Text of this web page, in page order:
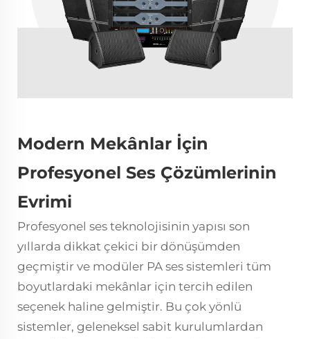
Modern Mekânlar İçin
Profesyonel Ses Çözümlerinin
Evrimi
Profesyonel ses teknolojisinin yapısı son
yıllarda dikkat çekici bir dönüşümden
geçmiştir ve modüler PA ses sistemleri tüm
boyutlardaki mekânlar için tercih edilen
seçenek haline gelmiştir. Bu çok yönlü
sistemler, geleneksel sabit kurulumlardan